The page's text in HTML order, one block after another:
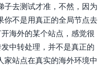
子去测试才准，不然，因为
你不是用真正的全局节点去
海外的某个站点，感觉很
中转处理，并不是真正的
站点在真实的海外环境中